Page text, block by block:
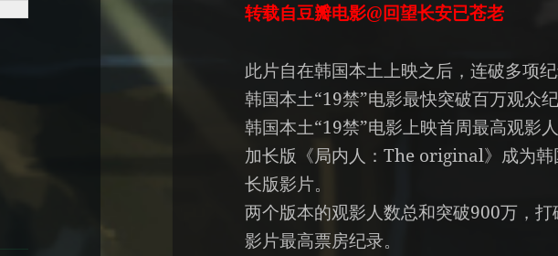
转载自豆瓣电影@回望长安已苍老
此片自在韩国本土上映之后，连破多项
韩国本土“19禁”电影最快突破百万观众
韩国本土“19禁”电影上映首周最高观影
加长版《局内人：The original》成为
长版影片。
两个版本的观影人数总和突破900万，
影片最高票房纪录。